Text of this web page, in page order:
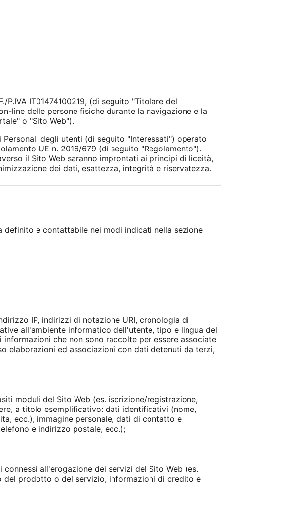
P.IVA IT01474100219, (di seguito "Titolare del
line delle persone fisiche durante la navigazione e la
o "Sito Web").
degli utenti (di seguito "Interessati") operato
UE n. 2016/679 (di seguito "Regolamento").
il Sito Web saranno improntati ai principi di liceità,
dei dati, esattezza, integrità e riservatezza.
e contattabile nei modi indicati nella sezione
IP, indirizzi di notazione URI, cronologia di
all'ambiente informatico dell'utente, tipo e lingua del
che non sono raccolte per essere associate
elaborazioni ed associazioni con dati detenuti da terzi,
moduli del Sito Web (es. iscrizione/registrazione,
a titolo esemplificativo: dati identificativi (nome,
ecc.), immagine personale, dati di contatto e
e indirizzo postale, ecc.);
all'erogazione dei servizi del Sito Web (es.
del prodotto o del servizio, informazioni di credito e